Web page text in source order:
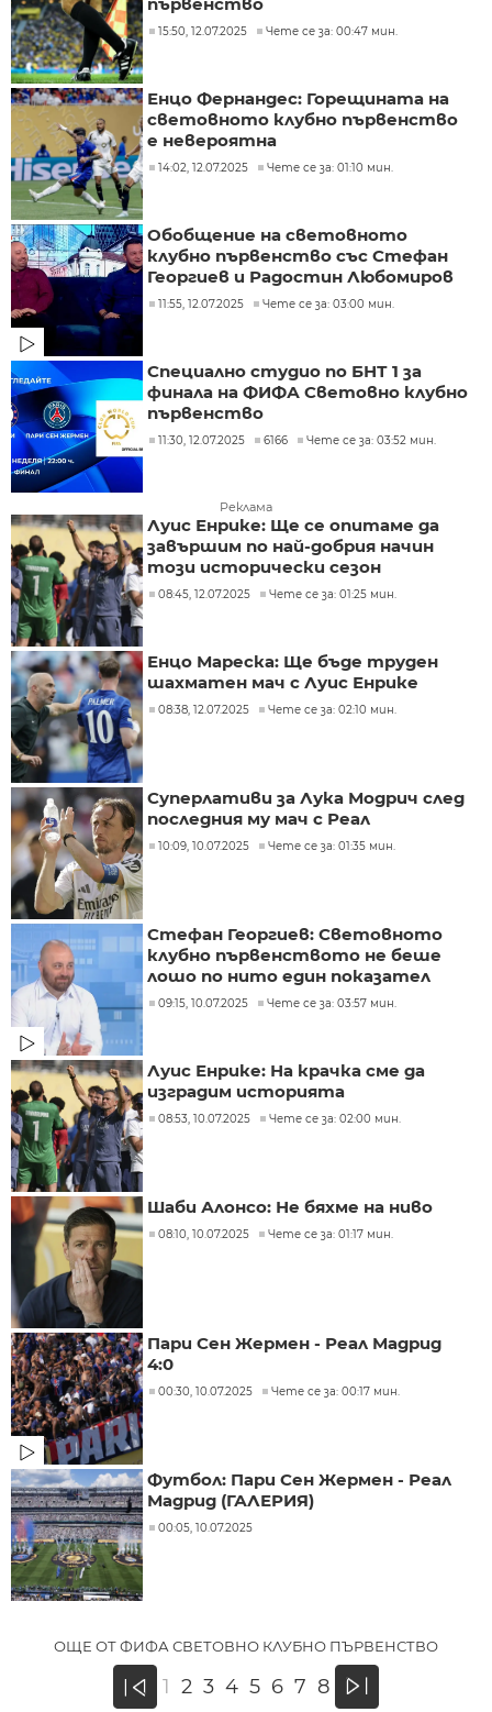
15:50, 12.07.2025 Чете се за: 00:47 мин.
Енцо Фернандес: Горещината на
световното клубно първенство
е невероятна
14:02, 12.07.2025 Чете се за: 01:10 мин.
Обобщение на световното
клубно първенство със Стефан
Георгиев и Радостин Любомиров
11:55, 12.07.2025 Чете се за: 03:00 мин.
Специално студио по БНТ 1 за
финала на ФИФА Световно клубно
първенство
11:30, 12.07.2025 6166 Чете се за: 03:52 мин.
Реклама
Луис Енрике: Ще се опитаме да
завършим по най-добрия начин
този исторически сезон
08:45, 12.07.2025 Чете се за: 01:25 мин.
Енцо Мареска: Ще бъде труден
шахматен мач с Луис Енрике
08:38, 12.07.2025 Чете се за: 02:10 мин.
Суперлативи за Лука Модрич след
последния му мач с Реал
10:09, 10.07.2025 Чете се за: 01:35 мин.
Стефан Георгиев: Световното
клубно първенството не беше
лошо по нито един показател
09:15, 10.07.2025 Чете се за: 03:57 мин.
Луис Енрике: На крачка сме да
изградим историята
08:53, 10.07.2025 Чете се за: 02:00 мин.
Шаби Алонсо: Не бяхме на ниво
08:10, 10.07.2025 Чете се за: 01:17 мин.
Пари Сен Жермен - Реал Мадрид
4:0
00:30, 10.07.2025 Чете се за: 00:17 мин.
Футбол: Пари Сен Жермен - Реал
Мадрид (ГАЛЕРИЯ)
00:05, 10.07.2025
ОЩЕ ОТ ФИФА СВЕТОВНО КЛУБНО ПЪРВЕНСТВО
« 1 2 3 4 5 6 7 8 »